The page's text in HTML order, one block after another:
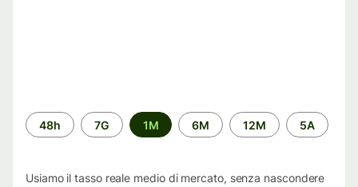
Periodo
di
48h 7G 1M 6M 12M 5A
Usiamo il tasso reale medio di mercato, senza nascondere